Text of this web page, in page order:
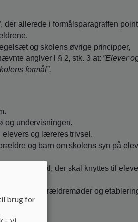
der allerede i formålsparagraffen
og skolens øvrige principper,
angiver i § 2, stk. 3 at: ”Elever
formål”.
og undervisningen.
og læreres trivsel.
og barn om skolens syn på
af de mål, der skal knyttes til
samtaler, forældremøder og
brug for
– vi